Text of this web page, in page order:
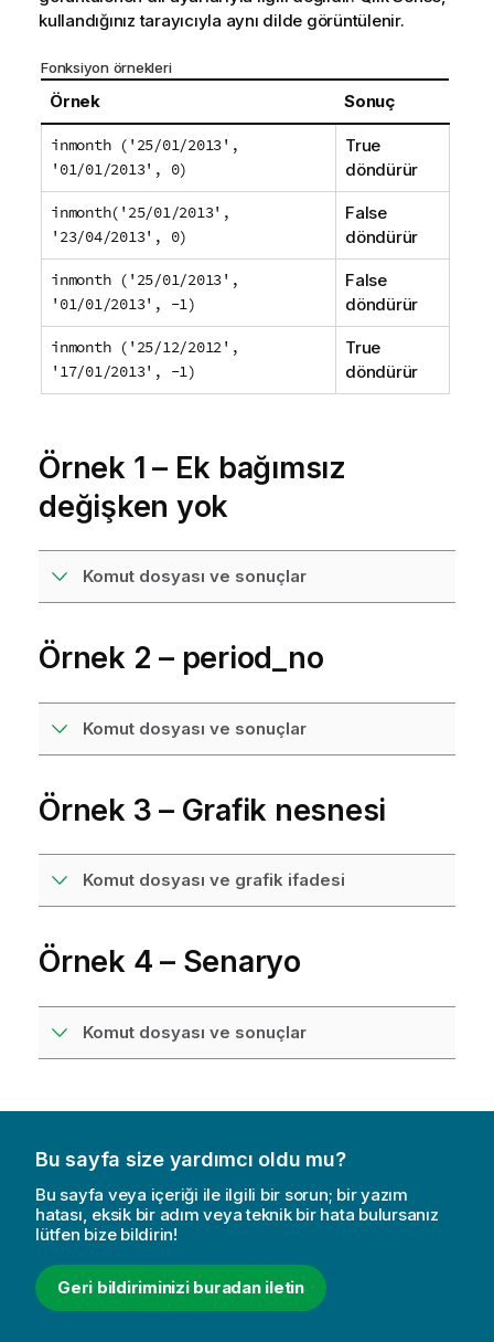
kullandığınız tarayıcıyla aynı dilde görüntülenir.
Fonksiyon örnekleri
Örnek Sonuç
inmonth ('25/01/2013',
'01/01/2013', 0)
True
döndürür
inmonth('25/01/2013',
'23/04/2013', 0)
False
döndürür
inmonth ('25/01/2013',
'01/01/2013', -1)
False
döndürür
inmonth ('25/12/2012',
'17/01/2013', -1)
True
döndürür
Örnek 1 – Ek bağımsız
değişken yok
Komut dosyası ve sonuçlar
Örnek 2 – period_no
Komut dosyası ve sonuçlar
Örnek 3 – Grafik nesnesi
Komut dosyası ve grafik ifadesi
Örnek 4 – Senaryo
Komut dosyası ve sonuçlar
Bu sayfa size yardımcı oldu mu?
Bu sayfa veya içeriği ile ilgili bir sorun; bir yazım
hatası, eksik bir adım veya teknik bir hata bulursanız
lütfen bize bildirin!
Geri bildiriminizi buradan iletin